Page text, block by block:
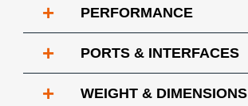
+ PERFORMANCE
+ PORTS & INTERFACES
+ WEIGHT & DIMENSIONS